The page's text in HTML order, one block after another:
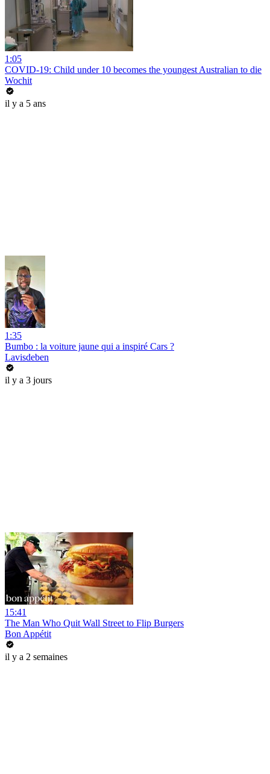
1:05
COVID-19: Child under 10 becomes the youngest Australian to die
Wochit
il y a 5 ans
1:35
Bumbo : la voiture jaune qui a inspiré Cars ?
Lavisdeben
il y a 3 jours
15:41
The Man Who Quit Wall Street to Flip Burgers
Bon Appétit
il y a 2 semaines